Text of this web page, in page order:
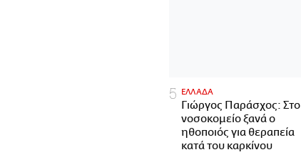
ΕΛΛΑΔΑ
Γιώργος Παράσχος: Στο
νοσοκομείο ξανά ο
ηθοποιός για θεραπεία
κατά του καρκίνου